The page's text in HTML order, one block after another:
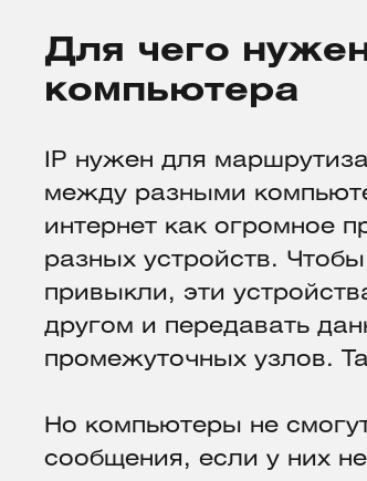
Для чего
компьютера
IP нужен для
между разными
интернет как огромное
разных устройств.
привыкли, эти
другом и передавать
промежуточных узлов.
Но компьютеры не
сообщения, если у них